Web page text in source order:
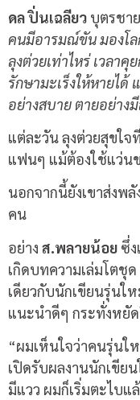
ดล ปิ่นเฉลียว บุตรชา
คนมีอารมณ์ขัน มองโล
ลุงต่วยเท่าไหร่ เวลา
รักษามะเร็งให้หายไ
อย่างสบาย ตายอย่าง
แต่ละวัน ลุงต่วยสุขใ
แฟนๆ แม้ต้องใช้แว่น
นอกจากนี้ยังเขาส่งพ
คน
อย่าง ส.พลายน้อย ซึ่
เกิดบทความเล่มโตชุ
เดียวกับนักเขียนรุ่นใ
แนะนำดีๆ กระทั่งหยั
“ผมเห็นใจว่าคนรุ่น
เปิดรับผลงานนักเขีย
มีแวว ผมก็เริ่มตะไบแ